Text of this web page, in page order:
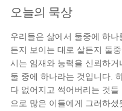
오늘의 묵상
우리들은 삶에서 둘중에 하
든지 보이는 대로 살든지 둘
시는 임재와 능력을 신뢰하
둘 중에 하나라는 것입니다.
다 없어지고 썩어버리는 것
으로 많은 이들에게 그러하